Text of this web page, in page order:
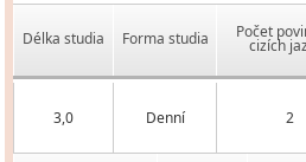
Délka studia Forma studia Počet
cizích
3,0 Denní 2